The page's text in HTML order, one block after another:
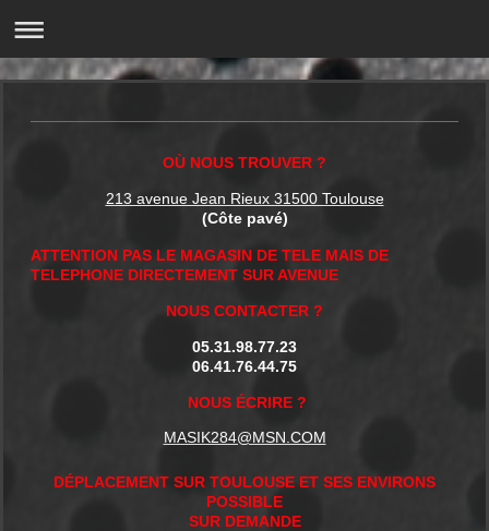
OÙ NOUS TROUVER ?
213 avenue Jean Rieux 31500 Toulouse
(Côte pavé)
ATTENTION PAS LE MAGASIN DE TELE MAIS DE
TELEPHONE DIRECTEMENT SUR AVENUE
NOUS CONTACTER ?
05.31.98.77.23
06.41.76.44.75
NOUS ÉCRIRE ?
MASIK284@MSN.COM
DÉPLACEMENT SUR TOULOUSE ET SES ENVIRONS
POSSIBLE
SUR DEMANDE